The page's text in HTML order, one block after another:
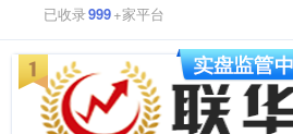
已收录999+家平台